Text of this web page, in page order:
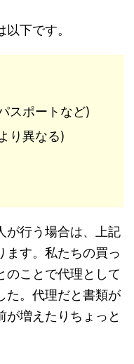
下です。
スポートなど)
り異なる)
が行う場合は、上記
ます。私たちの買っ
のことで代理として
た。代理だと書類が
が増えたりちょっと